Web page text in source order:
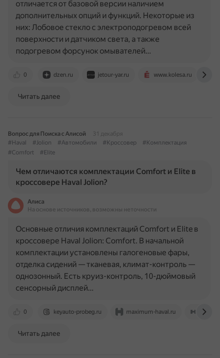
0 dzen.ru jetour-yar.ru www.kolesa.ru
отличается от базовой версии наличием
дополнительных опций и функций. Некоторые из
них: Лобовое стекло с электроподогревом всей
поверхности и датчиком света, а также
подогревом форсунок омывателей…
Читать далее
Вопрос для Поиска с Алисой
31 декабря
#Haval
#Jolion #Автомобили #Кроссовер
#Комплектация
#Comfort
#Elite
Чем отличаются комплектации Comfort и Elite в
кроссовере Haval Jolion?
Алиса
На основе источников, возможны неточности
0 keyauto-probeg.ru maximum-haval.ru haval-
Основные отличия комплектаций Comfort и Elite в
кроссовере Haval Jolion: Comfort. В начальной
комплектации установлены галогеновые фары,
отделка сидений — тканевая, климат-контроль —
однозонный. Есть круиз-контроль, 10-дюймовый
сенсорный дисплей…
Читать далее